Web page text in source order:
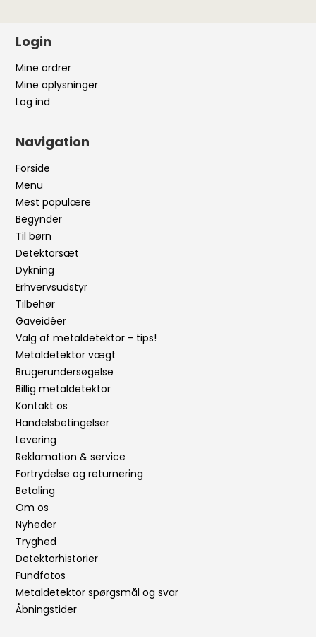
Login
Mine ordrer
Mine oplysninger
Log ind
Navigation
Forside
Menu
Mest populære
Begynder
Til børn
Detektorsæt
Dykning
Erhvervsudstyr
Tilbehør
Gaveidéer
Valg af metaldetektor - tips!
Metaldetektor vægt
Brugerundersøgelse
Billig metaldetektor
Kontakt os
Handelsbetingelser
Levering
Reklamation & service
Fortrydelse og returnering
Betaling
Om os
Nyheder
Tryghed
Detektorhistorier
Fundfotos
Metaldetektor spørgsmål og svar
Åbningstider